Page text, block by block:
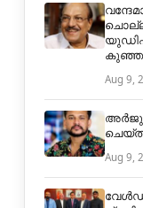
Aug 9,
Aug 9,